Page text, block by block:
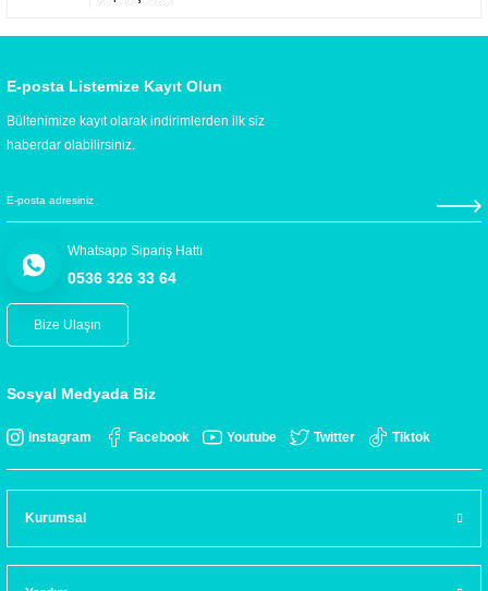
E-posta Listemize Kayıt Olun
Bültenimize kayıt olarak indirimlerden ilk siz
haberdar olabilirsiniz.
Whatsapp Sipariş Hattı
0536 326 33 64
Bize Ulaşın
Sosyal Medyada Biz
Instagram Facebook Youtube Twitter Tiktok
Kurumsal